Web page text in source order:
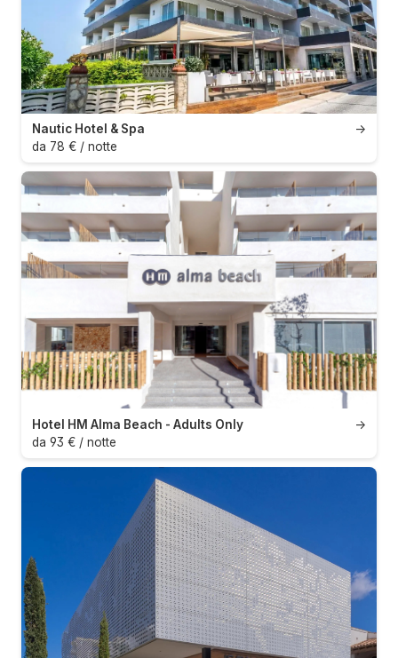
→
Nautic Hotel & Spa
da 78 € / notte
→
Hotel HM Alma Beach - Adults Only
da 93 € / notte